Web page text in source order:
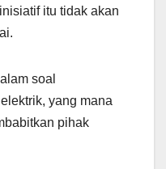
itu tidak akan
soal
yang mana
pihak